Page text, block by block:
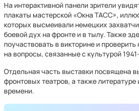
На интерактивной панели зрители
плакаты мастерской «Окна ТАСС»,
которых высмеивали немецких
боевой дух на фронте и в тылу. Также
поучаствовать в викторине и проверить
на вопросы, связанные с культурой
Отдельная часть выставки посвящена
фронтовых театров, а также литературе
времени.